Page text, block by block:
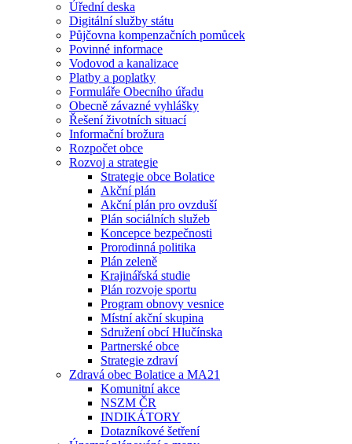
Úřední deska
Digitální služby státu
Půjčovna kompenzačních pomůcek
Povinné informace
Vodovod a kanalizace
Platby a poplatky
Formuláře Obecního úřadu
Obecně závazné vyhlášky
Řešení životních situací
Informační brožura
Rozpočet obce
Rozvoj a strategie
Strategie obce Bolatice
Akční plán
Akční plán pro ovzduší
Plán sociálních služeb
Koncepce bezpečnosti
Prorodinná politika
Plán zeleně
Krajinářská studie
Plán rozvoje sportu
Program obnovy vesnice
Místní akční skupina
Sdružení obcí Hlučínska
Partnerské obce
Strategie zdraví
Zdravá obec Bolatice a MA21
Komunitní akce
NSZM ČR
INDIKÁTORY
Dotazníkové šetření